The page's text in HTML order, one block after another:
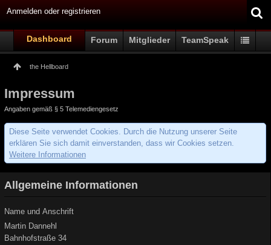
Anmelden oder registrieren
Dashboard Forum Mitglieder TeamSpeak
the Hellboard
Impressum
Angaben gemäß § 5 Telemediengesetz
Diese Seite verwendet Cookies. Durch die Nutzung unserer Seite
erklären Sie sich damit einverstanden, dass wir Cookies setzen.
Weitere Informationen
Allgemeine Informationen
Name und Anschrift
Martin Dannehl
Bahnhofstraße 34